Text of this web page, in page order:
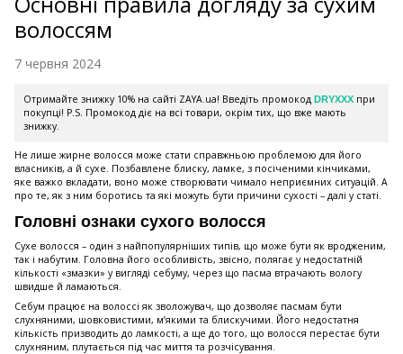
волоссям
7 червня 2024
Отримайте знижку 10% на сайті ZAYA.ua! Введіть промокод DRYXXX при
покупці! P.S. Промокод діє на всі товари, окрім тих, що вже мають
знижку.
Не лише жирне волосся може стати справжньою проблемою для його
власників, а й сухе. Позбавлене блиску, ламке, з посіченими кінчиками,
яке важко вкладати, воно може створювати чимало неприємних ситуацій. А
про те, як з ним боротись та які можуть бути причини сухості – далі у статі.
Головні ознаки сухого волосся
Сухе волосся – один з найпопулярніших типів, що може бути як вродженим,
так і набутим. Головна його особливість, звісно, полягає у недостатній
кількості «змазки» у вигляді себуму, через що пасма втрачають вологу
швидше й ламаються.
Себум працює на волоссі як зволожувач, що дозволяє пасмам бути
слухняними, шовковистими, м’якими та блискучими. Його недостатня
кількість призводить до ламкості, а ще до того, що волосся перестає бути
слухняним, плутається під час миття та розчісування.